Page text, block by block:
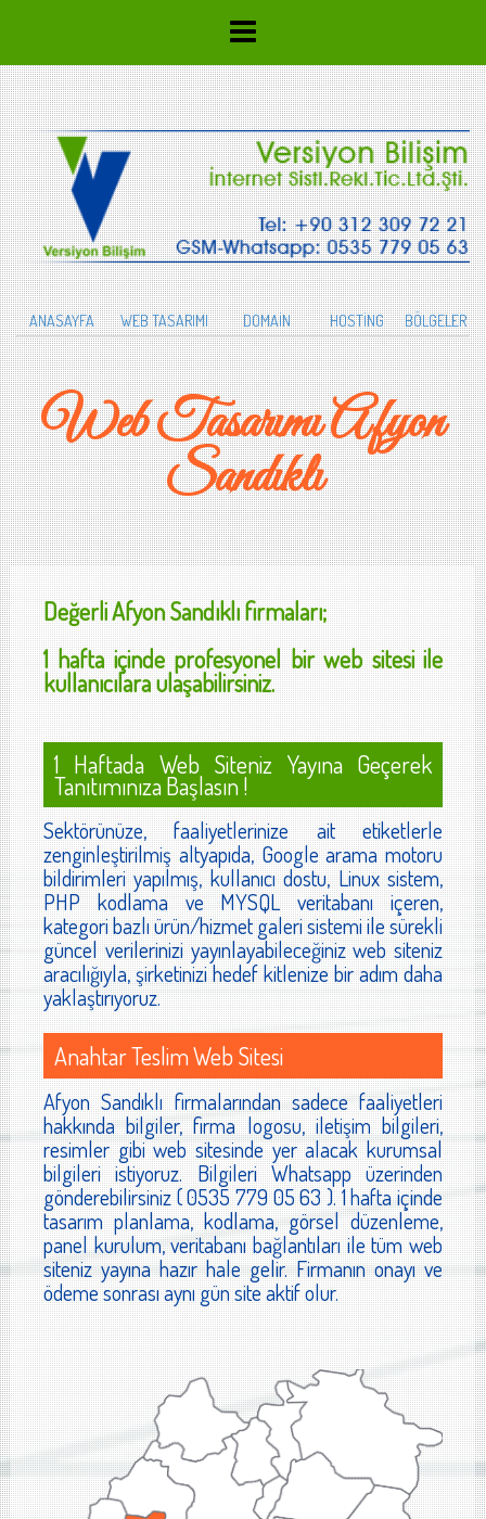
ANASAYFA WEB TASARIMI DOMAİN HOSTİNG BÖLGELER
Web Tasarımı Afyon
Sandıklı
DeğerliAfyon Sandıklıfirmaları;
1 hafta içinde profesyonel bir web sitesi ile
kullanıcılara ulaşabilirsiniz.
1 Haftada Web Siteniz Yayına Geçerek
Tanıtımınıza Başlasın !
Sektörünüze, faaliyetlerinize ait etiketlerle
zenginleştirilmiş altyapıda, Google arama motoru
bildirimleri yapılmış, kullanıcı dostu, Linux sistem,
PHP kodlama ve MYSQL veritabanı içeren,
kategori bazlı ürün/hizmet galeri sistemi ile sürekli
güncel verilerinizi yayınlayabileceğiniz web siteniz
aracılığıyla, şirketinizi hedef kitlenize bir adım daha
yaklaştırıyoruz.
Anahtar Teslim Web Sitesi
Afyon Sandıklı firmalarından sadece faaliyetleri
hakkında bilgiler, firma logosu, iletişim bilgileri,
resimler gibi web sitesinde yer alacak kurumsal
bilgileri istiyoruz. Bilgileri Whatsapp üzerinden
gönderebilirsiniz ( 0535 779 05 63 ). 1 hafta içinde
tasarım planlama, kodlama, görsel düzenleme,
panel kurulum, veritabanı bağlantıları ile tüm web
siteniz yayına hazır hale gelir. Firmanın onayı ve
ödeme sonrası aynı gün site aktif olur.